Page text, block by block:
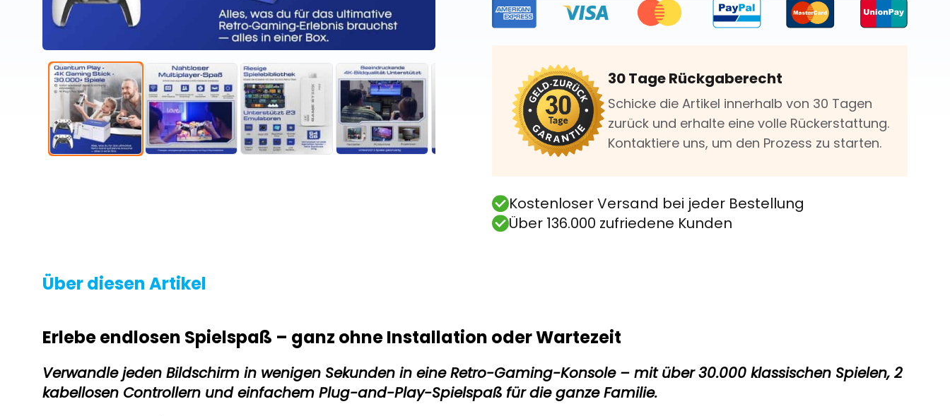
30 Tage Rückgaberecht
Schicke die Artikel innerhalb von 30 Tagen
zurück und erhalte eine volle Rückerstattung.
Kontaktiere uns, um den Prozess zu starten.
Kostenloser Versand bei jeder Bestellung
Über 136.000 zufriedene Kunden
Über diesen Artikel
Erlebe endlosen Spielspaß – ganz ohne Installation oder Wartezeit
Verwandle jeden Bildschirm in wenigen Sekunden in eine Retro-Gaming-Konsole – mit über 30.000 klassischen Spielen, 2
kabellosen Controllern und einfachem Plug-and-Play-Spielspaß für die ganze Familie.